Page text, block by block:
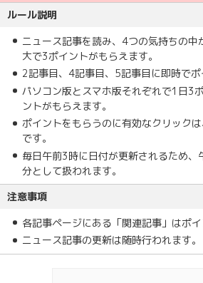
ルール説明
ニュース記事を読み、4つの気持ちの中
大で3ポイントがもらえます。
2記事目、4記事目、5記事目に即時でポ
パソコン版とスマホ版それぞれで1日3
ントがもらえます。
ポイントをもらうのに有効なクリック
です。
毎日午前3時に日付が更新されるため、
分として扱われます。
注意事項
各記事ページにある「関連記事」はポイ
ニュース記事の更新は随時行われます。